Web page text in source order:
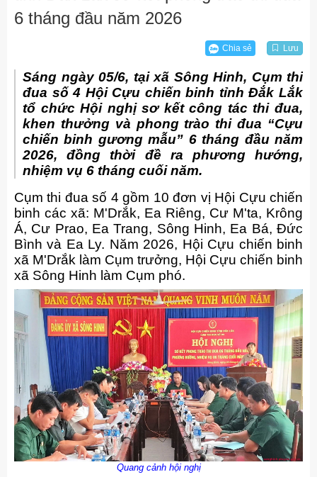
6 tháng đầu năm 2026
Chia sẻ Lưu
Sáng ngày 05/6, tại xã Sông Hinh, Cụm thi
đua số 4 Hội Cựu chiến binh tỉnh Đắk Lắk
tổ chức Hội nghị sơ kết công tác thi đua,
khen thưởng và phong trào thi đua “Cựu
chiến binh gương mẫu” 6 tháng đầu năm
2026, đồng thời đề ra phương hướng,
nhiệm vụ 6 tháng cuối năm.
Cụm thi đua số 4 gồm 10 đơn vị Hội Cựu chiến
binh các xã: M'Drắk, Ea Riêng, Cư M'ta, Krông
Á, Cư Prao, Ea Trang, Sông Hinh, Ea Bá, Đức
Bình và Ea Ly. Năm 2026, Hội Cựu chiến binh
xã M'Drắk làm Cụm trưởng, Hội Cựu chiến binh
xã Sông Hinh làm Cụm phó.
Quang cảnh hội nghị